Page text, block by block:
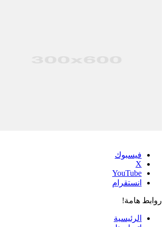
فيسبوك
‫X
‫YouTube
انستقرام
روابط هامة!
الرئيسية